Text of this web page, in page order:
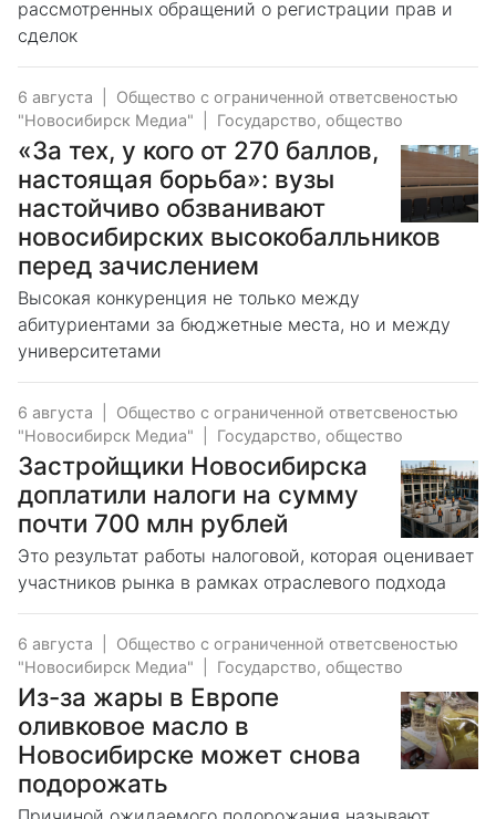
рассмотренных обращений о регистрации прав и
сделок
6 августа
Общество с ограниченной ответсвеностью
"Новосибирск Медиа"
Государство, общество
«За тех, у кого от 270 баллов,
настоящая борьба»: вузы
настойчиво обзванивают
новосибирских высокобалльников
перед зачислением
Высокая конкуренция не только между
абитуриентами за бюджетные места, но и между
университетами
6 августа
Общество с ограниченной ответсвеностью
"Новосибирск Медиа"
Государство, общество
Застройщики Новосибирска
доплатили налоги на сумму
почти 700 млн рублей
Это результат работы налоговой, которая оценивает
участников рынка в рамках отраслевого подхода
6 августа
Общество с ограниченной ответсвеностью
"Новосибирск Медиа"
Государство, общество
Из-за жары в Европе
оливковое масло в
Новосибирске может снова
подорожать